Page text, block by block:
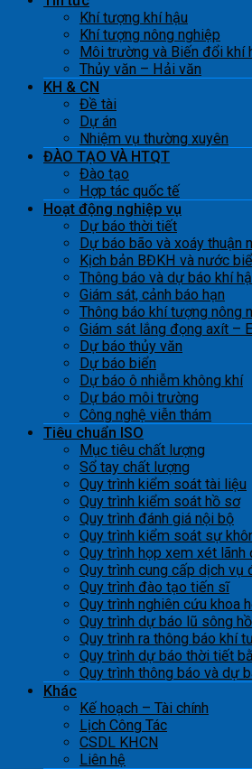
Khí tượng khí hậu
Khí tượng nông nghiệp
Môi trường và Biến đổi khí
Thủy văn – Hải văn
KH & CN
Đề tài
Dự án
Nhiệm vụ thường xuyên
ĐÀO TẠO VÀ HTQT
Đào tạo
Hợp tác quốc tế
Hoạt động nghiệp vụ
Dự báo thời tiết
Dự báo bão và xoáy thuận
Kịch bản BĐKH và nước
Thông báo và dự báo khí
Giám sát, cảnh báo hạn
Thông báo khí tượng nông
Giám sát lắng đọng axít –
Dự báo thủy văn
Dự báo biển
Dự báo ô nhiễm không khí
Dự báo môi trường
Công nghệ viễn thám
Tiêu chuẩn ISO
Mục tiêu chất lượng
Sổ tay chất lượng
Quy trình kiểm soát tài liệu
Quy trình kiểm soát hồ sơ
Quy trình đánh giá nội bộ
Quy trình kiểm soát sự
Quy trình họp xem xét lãnh
Quy trình cung cấp dịch vụ
Quy trình đào tạo tiến sĩ
Quy trình nghiên cứu khoa
Quy trình dự báo lũ sông
Quy trình ra thông báo khí
Quy trình dự báo thời tiết
Quy trình thông báo và dự
Khác
Kế hoạch – Tài chính
Lịch Công Tác
CSDL KHCN
Liên hệ